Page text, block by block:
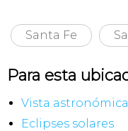
Santa Fe
Para esta
Vista
Eclipses solares